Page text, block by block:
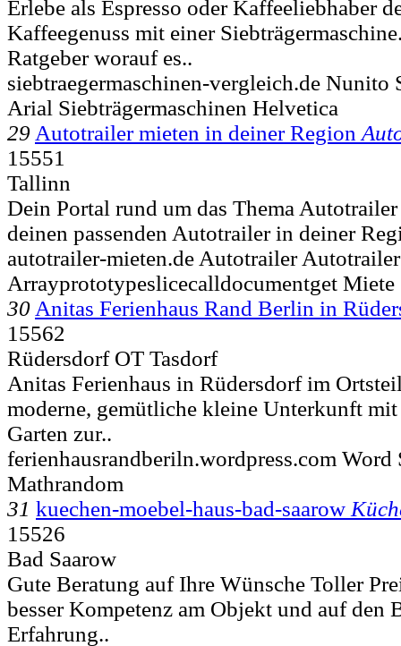
Erlebe als Espresso oder Kaffeeliebhaber
Kaffeegenuss mit einer
Ratgeber worauf es..
siebtraegermaschinen-vergleich.de Nunito
Arial Siebträgermaschinen Helvetica
29 Autotrailer mieten in deiner Region
15551
Tallinn
Dein Portal rund um das Thema
deinen passenden Autotrailer in deiner
autotrailer-mieten.de Autotrailer
Arrayprototypeslicecalldocumentget Miete
30 Anitas Ferienhaus Rand Berlin in
15562
Rüdersdorf OT Tasdorf
Anitas Ferienhaus in Rüdersdorf im
moderne, gemütliche kleine Unterkunft mit
Garten zur..
ferienhausrandberiln.wordpress.com
Mathrandom
31 kuechen-moebel-haus-bad-saarow
15526
Bad Saarow
Gute Beratung auf Ihre Wünsche Toller
besser Kompetenz am Objekt und auf den
Erfahrung..